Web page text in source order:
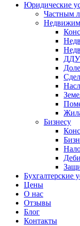
Юридические
Частным
ДДУ
Бизнесу
Бухгалтерские
Цены
О нас
Отзывы
Блог
Контакты